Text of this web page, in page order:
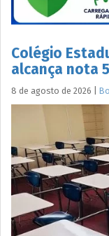
Colégio
alcança nota
8 de agosto de 2026